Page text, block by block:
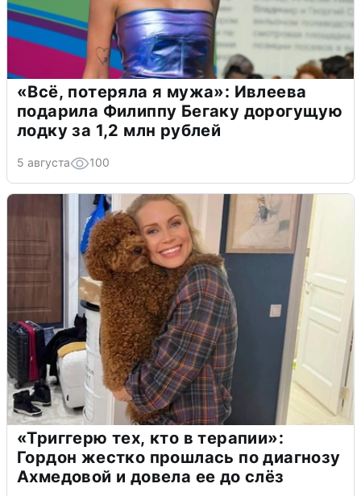
«Всё, потеряла я мужа»: Ивлеева
подарила Филиппу Бегаку дорогущую
лодку за 1,2 млн рублей
5 августа 100
«Триггерю тех, кто в терапии»:
Гордон жестко прошлась по диагнозу
Ахмедовой и довела ее до слёз